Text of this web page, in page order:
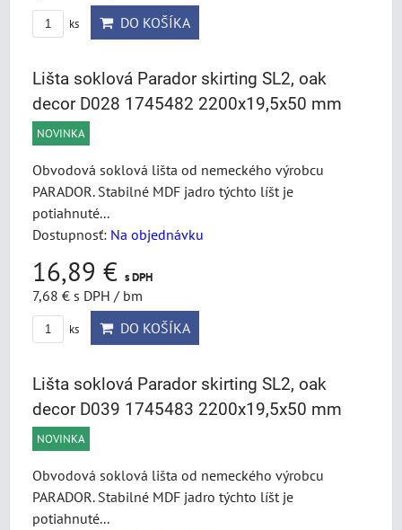
ks DO KOŠÍKA
Lišta soklová Parador skirting SL2, oak
decor D028 1745482 2200x19,5x50 mm
NOVINKA
Obvodová soklová lišta od nemeckého výrobcu
PARADOR. Stabilné MDF jadro týchto líšt je
potiahnuté...
Dostupnosť: Na objednávku
16,89 € s DPH
7,68 € s DPH / bm
ks DO KOŠÍKA
Lišta soklová Parador skirting SL2, oak
decor D039 1745483 2200x19,5x50 mm
NOVINKA
Obvodová soklová lišta od nemeckého výrobcu
PARADOR. Stabilné MDF jadro týchto líšt je
potiahnuté...